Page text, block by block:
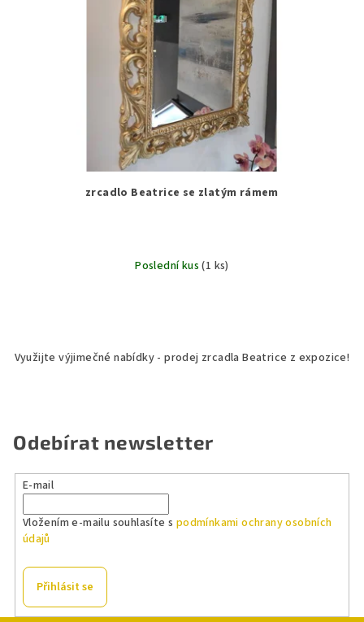
zrcadlo Beatrice se zlatým rámem
Poslední kus(1 ks)
Využijte výjimečné nabídky - prodej zrcadla Beatrice z expozice!
Odebírat newsletter
E-mail
Vložením e-mailu souhlasíte s podmínkami ochrany osobních
údajů
Přihlásit se